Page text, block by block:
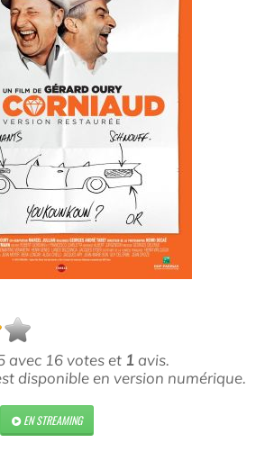
avec 16votes et 1 avis.
disponible en version numérique.
EN STREAMING